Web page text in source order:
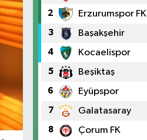
2 Erzurumspor FK
3 Başakşehir
4 Kocaelispor
5 Beşiktaş
6 Eyüpspor
7 Galatasaray
8 Çorum FK